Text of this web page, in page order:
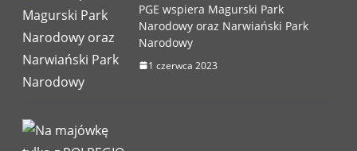
PGE wspiera Magurski Park
Narodowy oraz Narwiański Park
Narodowy
1 czerwca 2023